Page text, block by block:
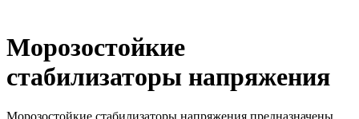
Морозостойкие
стабилизаторы напряжения
Морозостойкие стабилизаторы напряжения предназначены